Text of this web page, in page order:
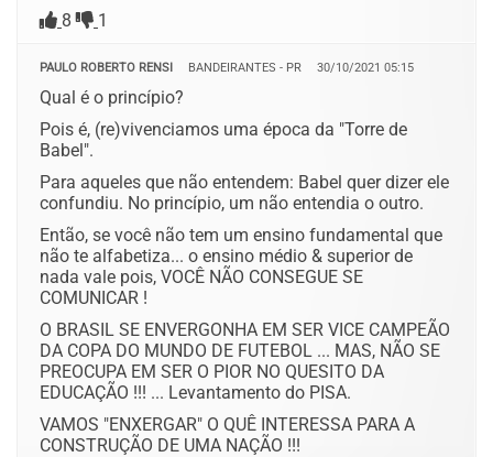
8
1
PAULO ROBERTO RENSI BANDEIRANTES - PR 30/10/2021 05:15
Qual é o princípio?
Pois é, (re)vivenciamos uma época da "Torre de
Babel".
Para aqueles que não entendem: Babel quer dizer ele
confundiu. No princípio, um não entendia o outro.
Então, se você não tem um ensino fundamental que
não te alfabetiza... o ensino médio & superior de
nada vale pois, VOCÊ NÃO CONSEGUE SE
COMUNICAR !
O BRASIL SE ENVERGONHA EM SER VICE CAMPEÃO
DA COPA DO MUNDO DE FUTEBOL ... MAS, NÃO SE
PREOCUPA EM SER O PIOR NO QUESITO DA
EDUCAÇÃO !!! ... Levantamento do PISA.
VAMOS "ENXERGAR" O QUÊ INTERESSA PARA A
CONSTRUÇÃO DE UMA NAÇÃO !!!